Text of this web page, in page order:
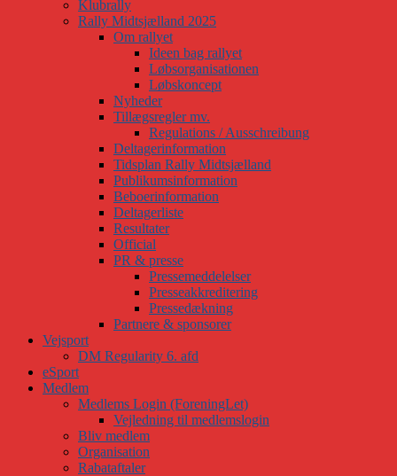
Klubrally
Rally Midtsjælland 2025
Om rallyet
Ideen bag rallyet
Løbsorganisationen
Løbskoncept
Nyheder
Tillægsregler mv.
Regulations / Ausschreibung
Deltagerinformation
Tidsplan Rally Midtsjælland
Publikumsinformation
Beboerinformation
Deltagerliste
Resultater
Official
PR & presse
Pressemeddelelser
Presseakkreditering
Pressedækning
Partnere & sponsorer
Vejsport
DM Regularity 6. afd
eSport
Medlem
Medlems Login (ForeningLet)
Vejledning til medlemslogin
Bliv medlem
Organisation
Rabataftaler